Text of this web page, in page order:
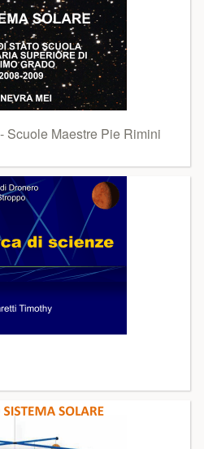
Scuole Maestre Pie Rimini